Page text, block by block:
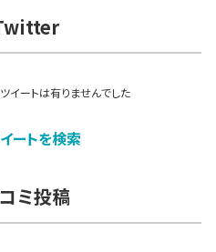
イートは有りませんでした
ートを検索
ミ投稿